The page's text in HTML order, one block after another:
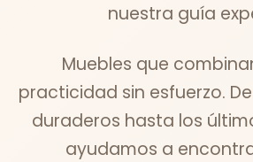
nuestra guía
Muebles que
practicidad sin esfuerzo.
duraderos hasta los
ayudamos a